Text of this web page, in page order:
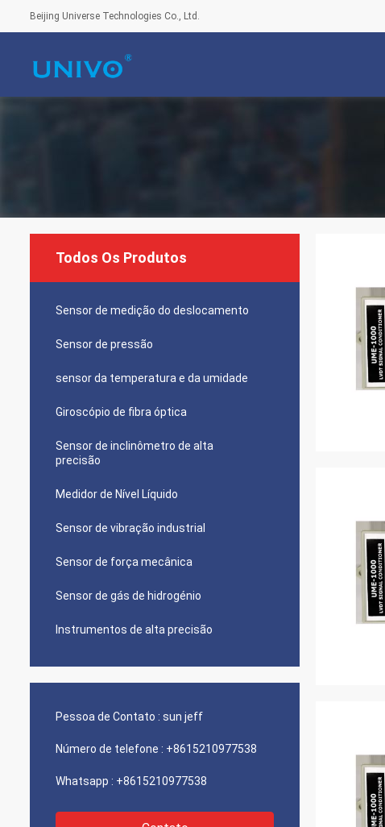
Beijing Universe Technologies Co., Ltd.
Todos Os Produtos
Sensor de medição do deslocamento
Sensor de pressão
sensor da temperatura e da umidade
Giroscópio de fibra óptica
Sensor de inclinômetro de alta
precisão
Medidor de Nível Líquido
Sensor de vibração industrial
Sensor de força mecânica
Sensor de gás de hidrogénio
Instrumentos de alta precisão
Pessoa de Contato : sun jeff
Número de telefone : +8615210977538
Whatsapp : +8615210977538